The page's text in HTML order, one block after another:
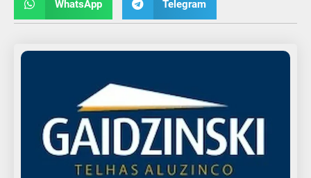
WhatsApp Telegram